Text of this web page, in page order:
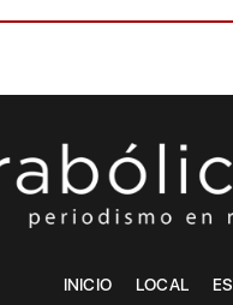
INICIO LOCAL